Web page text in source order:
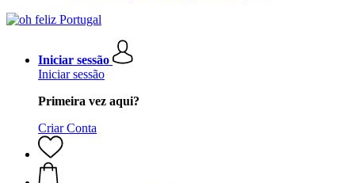
Iniciar sessão
Iniciar sessão
Primeira vez aqui?
Criar Conta